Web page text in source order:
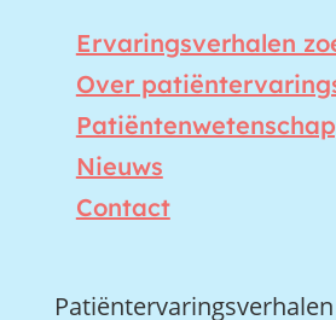
Ervaringsverhalen
Over
Nieuws
Contact